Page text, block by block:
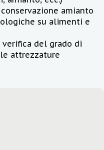
amianto
su alimenti e
del grado di
attrezzature